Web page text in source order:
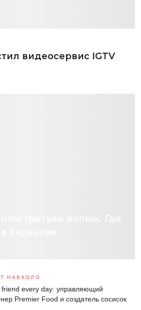
видеосервис IGTV
третьей волны. Где
Харькове
НАВКОЛО
friend every day: управляющий
Premier Food и создатель сосисок